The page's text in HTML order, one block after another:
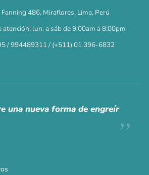
Fanning 486, Miraflores, Lima, Perú
atención: lun. a sáb de 9:00am a 8:00pm
/ 994489311 / (+511) 01 396-6832
una nueva forma de engreír